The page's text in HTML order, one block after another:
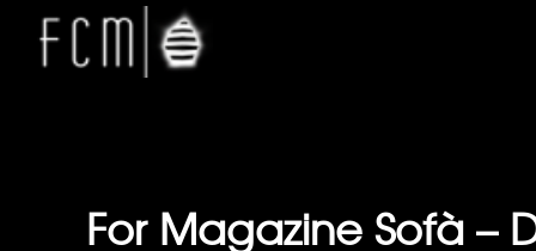
For Magazine Sofà –